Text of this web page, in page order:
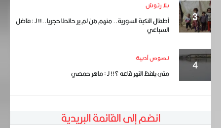
بلا رتوش
أطفال النكبة السورية.. منهم مَن لم ير حائطا حجريا..!! لـ : فاضل
السباعي
نصوص أدبية
متى يلفظ النهر قاعه ؟!! لـ : ماهر حمصي
انضم إلى القائمة البريدية